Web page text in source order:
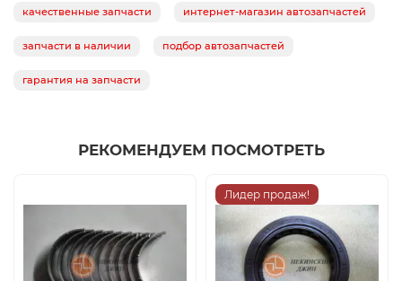
качественные запчасти интернет-магазин автозапчастей
запчасти в наличии подбор автозапчастей
гарантия на запчасти
РЕКОМЕНДУЕМ ПОСМОТРЕТЬ
Лидер продаж!